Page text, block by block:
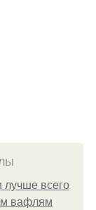
лучше всего
вафлям